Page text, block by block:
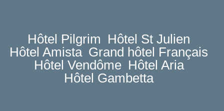
Hôtel Pilgrim
Hôtel St Julien
Hôtel Amista Grand hôtel Français
Hôtel Vendôme Hôtel Aria
Hôtel Gambetta